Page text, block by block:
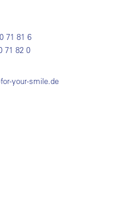
71 81 6
71 82 0
your-smile.de